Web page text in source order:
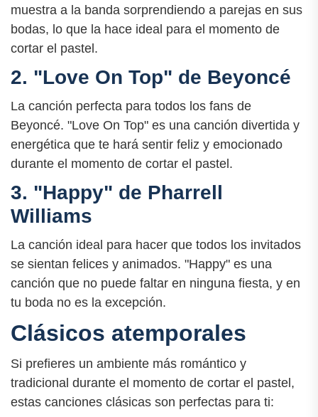
muestra a la banda sorprendiendo a parejas en sus
bodas, lo que la hace ideal para el momento de
cortar el pastel.
2. "Love On Top" de Beyoncé
La canción perfecta para todos los fans de
Beyoncé. "Love On Top" es una canción divertida y
energética que te hará sentir feliz y emocionado
durante el momento de cortar el pastel.
3. "Happy" de Pharrell
Williams
La canción ideal para hacer que todos los invitados
se sientan felices y animados. "Happy" es una
canción que no puede faltar en ninguna fiesta, y en
tu boda no es la excepción.
Clásicos atemporales
Si prefieres un ambiente más romántico y
tradicional durante el momento de cortar el pastel,
estas canciones clásicas son perfectas para ti: